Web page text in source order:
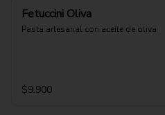
Fetuccini Oliva
Pasta artesanal con aceite de oliva
$9.900